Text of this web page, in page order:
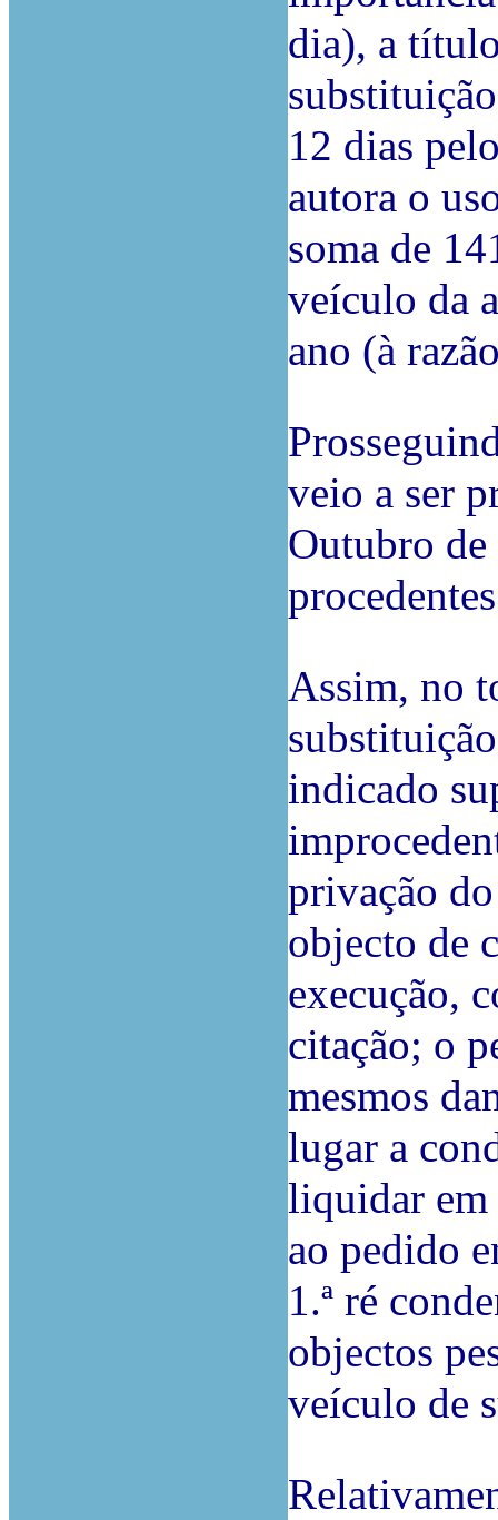
dia), a
12 dias
autora o
soma de
veículo da
ano (à
veio a ser
Outubro
Assim, no
indicado
privação
objecto de
execução,
citação; o
mesmos
lugar a
liquidar em
ao pedido
1.ª ré
objectos
veículo de